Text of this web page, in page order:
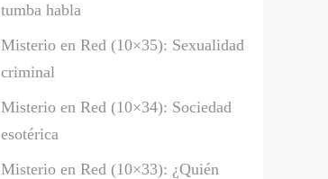
tumba habla
Misterio en Red (10×35): Sexualidad
criminal
Misterio en Red (10×34): Sociedad
esotérica
Misterio en Red (10×33): ¿Quién